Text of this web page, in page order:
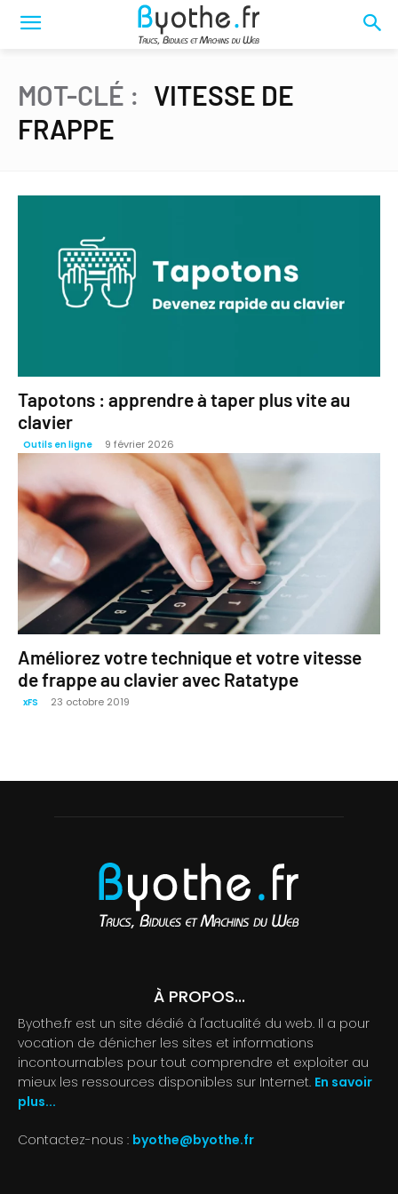
MOT-CLÉ : VITESSE DE
FRAPPE
Tapotons : apprendre à taper plus vite au
clavier
Outils en ligne 9 février 2026
Améliorez votre technique et votre vitesse
de frappe au clavier avec Ratatype
xFS 23 octobre 2019
À PROPOS...
Byothe.fr est un site dédié à l'actualité du web. Il a pour
vocation de dénicher les sites et informations
incontournables pour tout comprendre et exploiter au
mieux les ressources disponibles sur Internet. En savoir
plus...
Contactez-nous : byothe@byothe.fr